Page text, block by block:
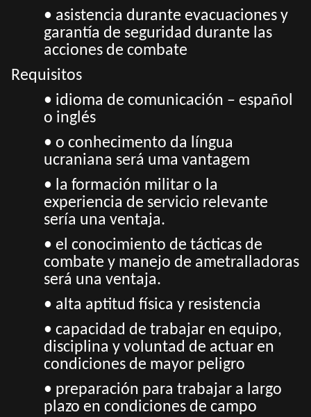
• asistencia durante evacuaciones y
garantía de seguridad durante las
acciones de combate
Requisitos
• idioma de comunicación – español
o inglés
• o conhecimento da língua
ucraniana será uma vantagem
• la formación militar o la
experiencia de servicio relevante
sería una ventaja.
• el conocimiento de tácticas de
combate y manejo de ametralladoras
será una ventaja.
• alta aptitud física y resistencia
• capacidad de trabajar en equipo,
disciplina y voluntad de actuar en
condiciones de mayor peligro
• preparación para trabajar a largo
plazo en condiciones de campo